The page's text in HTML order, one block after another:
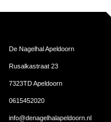
De Nagelhal Apeldoorn
Rusalkastraat 23
7323TD Apeldoorn
0615452020
info@denagelhalapeldoorn.nl